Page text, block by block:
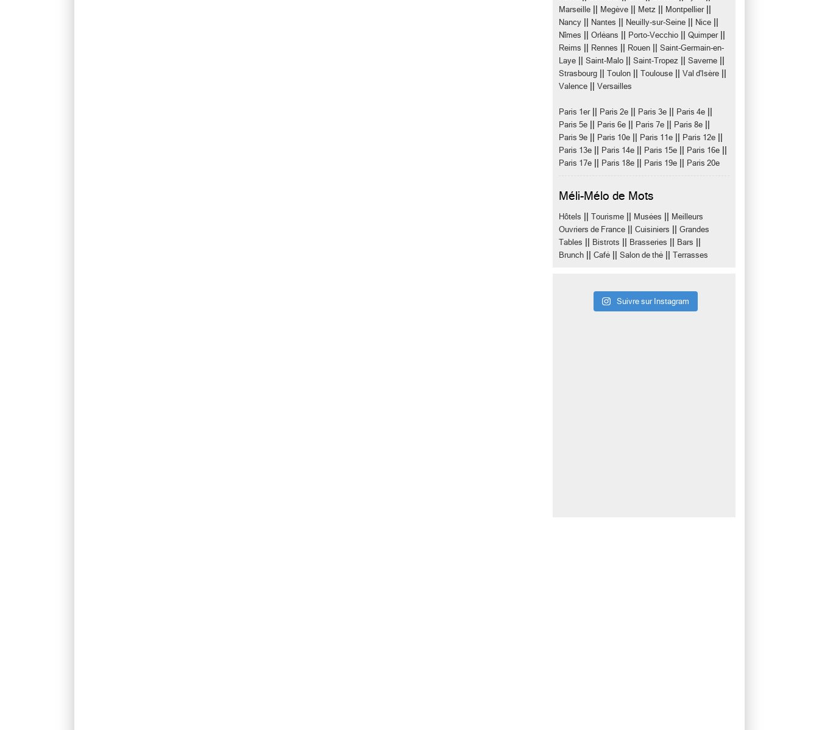
Marseille Megève Metz Montpellier||
Nancy Nantes Neuilly-sur-Seine Nice
Nîmes Orléans Porto-Vecchio Quimper||
Reims Rennes Rouen
Saint-Germain-en-
Laye
Saint-Malo Saint-Tropez Saverne
Strasbourg Toulon Toulouse Val d'Isère
Valence Versailles
Paris 1er|| Paris 2e Paris 3e Paris 4e
Paris 5e Paris 6e Paris 7e Paris 8e
Paris 9e Paris 10e Paris 11e Paris 12e
Paris 13e Paris 14e Paris 15e Paris 16e
Paris 17e Paris 18e Paris 19e Paris 20e
Méli-Mélo de Mots
Hôtels Tourisme Musées
Meilleurs
Ouvriers de France
Cuisiniers
Grandes
Tables
Bistrots Brasseries Bars
Brunch Café Salon de thé Terrasses
Suivre sur Instagram